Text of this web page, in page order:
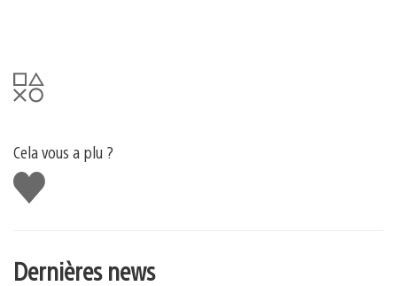
Cela vous a plu ?
J'aime
Dernières news